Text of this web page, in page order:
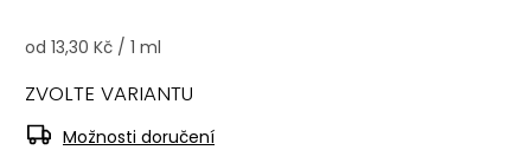
od 13,30 Kč / 1 ml
ZVOLTE VARIANTU
Možnosti doručení